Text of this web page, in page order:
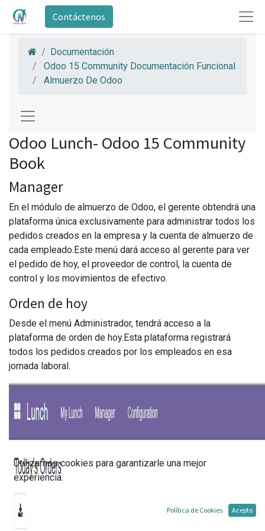
Contáctenos
Documentación
Odoo 15 Community Documentación Funcional
Almuerzo De Odoo
Odoo Lunch- Odoo 15 Community
Book
Manager
En el módulo de almuerzo de Odoo, el gerente obtendrá una
plataforma única exclusivamente para administrar todos los
pedidos creados en la empresa y la cuenta de almuerzo de
cada empleado.Este menú dará acceso al gerente para ver
el pedido de hoy, el proveedor de control, la cuenta de
control y los movimientos de efectivo.
Orden de hoy
Desde el menú Administrador, tendrá acceso a la
plataforma de orden de hoy.Esta plataforma registrará
todos los pedidos creados por los empleados en esa
jornada laboral.
Utilizamos cookies para garantizarle una mejor
experiencia.
Política de Cookies Acepto